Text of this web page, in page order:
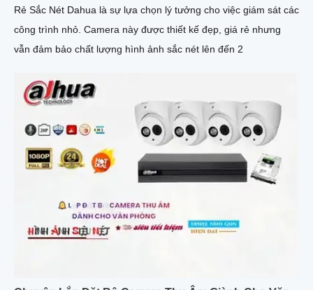
Rẻ Sắc Nét Dahua là sự lựa chọn lý tưởng cho việc giám sát các
công trình nhỏ. Camera này được thiết kế đẹp, giá rẻ nhưng
vẫn đảm bảo chất lượng hình ảnh sắc nét lên đến 2